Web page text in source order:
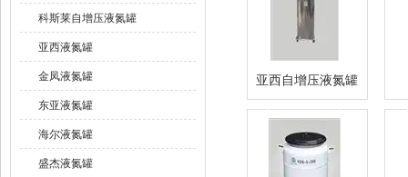
科斯莱自增压液氮罐
亚西液氮罐
金凤液氮罐
东亚液氮罐
海尔液氮罐
盛杰液氮罐
亚西自增压液氮罐